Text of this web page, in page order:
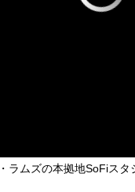
ラムズの本拠地SoFiス